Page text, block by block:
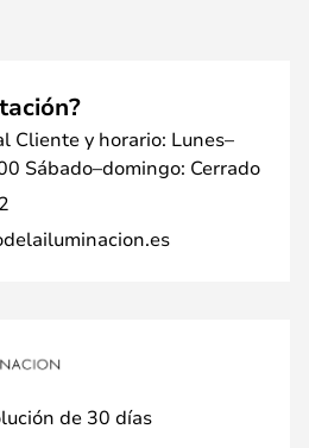
Cliente y horario: Lunes–
Sábado–domingo: Cerrado
de 30 días